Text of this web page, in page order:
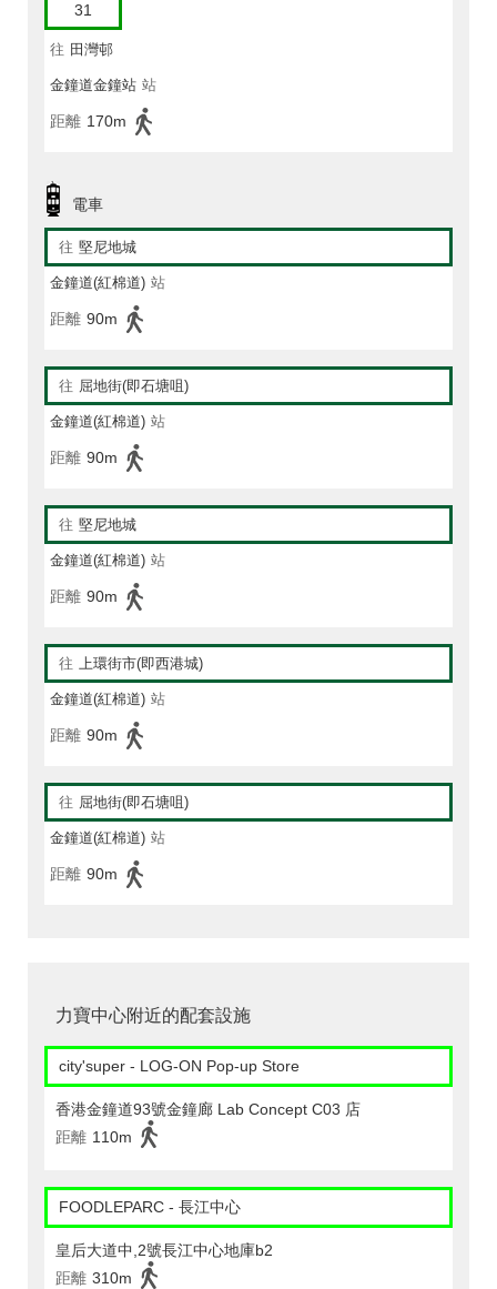
31
往 田灣邨
金鐘道金鐘站 站
距離 170m
電車
往 堅尼地城
金鐘道(紅棉道) 站
距離 90m
往 屈地街(即石塘咀)
金鐘道(紅棉道) 站
距離 90m
往 堅尼地城
金鐘道(紅棉道) 站
距離 90m
往 上環街市(即西港城)
金鐘道(紅棉道) 站
距離 90m
往 屈地街(即石塘咀)
金鐘道(紅棉道) 站
距離 90m
力寶中心附近的配套設施
city'super - LOG-ON Pop-up Store
香港金鐘道93號金鐘廊 Lab Concept C03 店
距離 110m
FOODLEPARC - 長江中心
皇后大道中,2號長江中心地庫b2
距離 310m